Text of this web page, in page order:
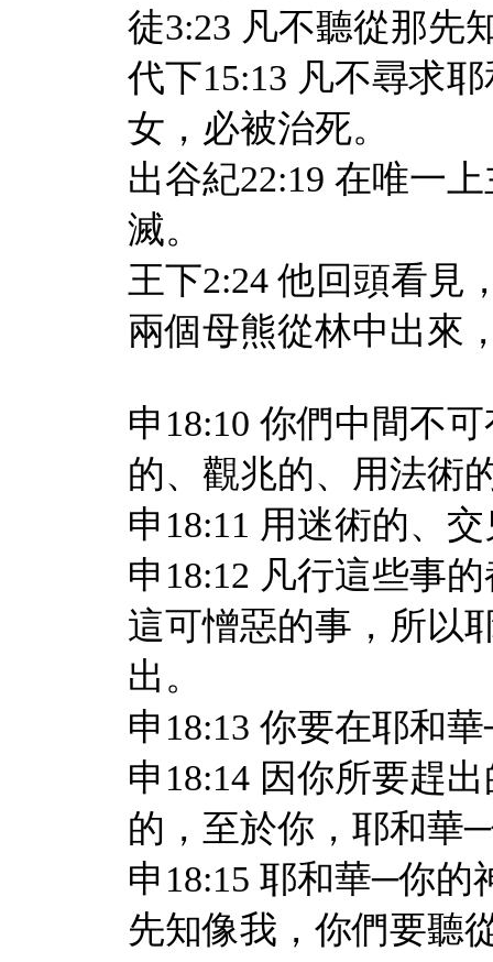
徒3:23 凡不聽從那先
代下15:13 凡不尋求
女，必被治死。
出谷紀22:19 在唯一
滅。
王下2:24 他回頭看見
兩個母熊從林中出來
申18:10 你們中間不
的、觀兆的、用法術
申18:11 用迷術的、
申18:12 凡行這些事
這可憎惡的事，所以
出。
申18:13 你要在耶和
申18:14 因你所要趕
的，至於你，耶和華
申18:15 耶和華─你的
先知像我，你們要聽